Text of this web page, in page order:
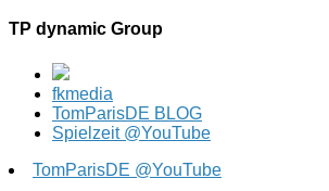
TP dynamic Group
fkmedia
TomParisDE BLOG
Spielzeit @YouTube
TomParisDE @YouTube